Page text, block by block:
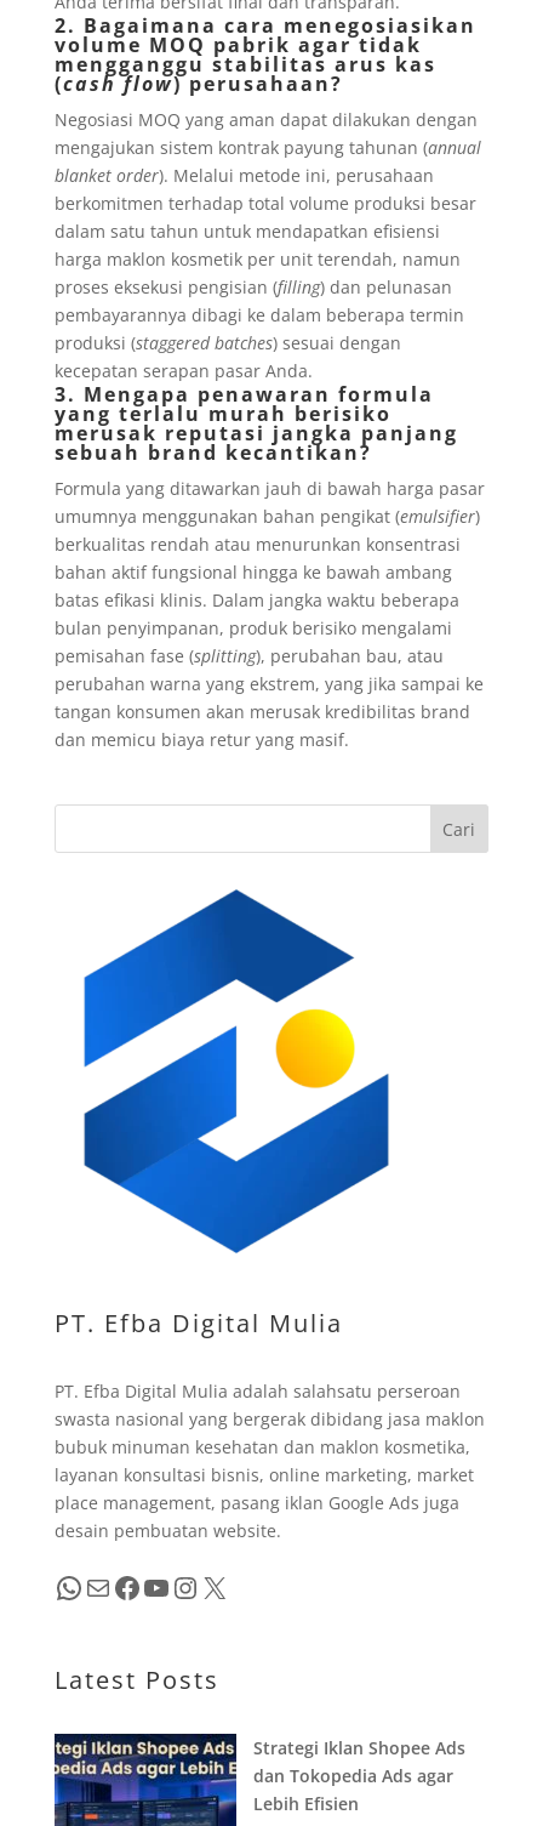
2. Bagaimana cara menegosiasikan
volume MOQ pabrik agar tidak
mengganggu stabilitas arus kas
(cash flow) perusahaan?
Negosiasi MOQ yang aman dapat dilakukan dengan
mengajukan sistem kontrak payung tahunan (annual
blanket order). Melalui metode ini, perusahaan
berkomitmen terhadap total volume produksi besar
dalam satu tahun untuk mendapatkan efisiensi
harga maklon kosmetik per unit terendah, namun
proses eksekusi pengisian (filling) dan pelunasan
pembayarannya dibagi ke dalam beberapa termin
produksi (staggered batches) sesuai dengan
kecepatan serapan pasar Anda.
3. Mengapa penawaran formula
yang terlalu murah berisiko
merusak reputasi jangka panjang
sebuah brand kecantikan?
Formula yang ditawarkan jauh di bawah harga pasar
umumnya menggunakan bahan pengikat (emulsifier)
berkualitas rendah atau menurunkan konsentrasi
bahan aktif fungsional hingga ke bawah ambang
batas efikasi klinis. Dalam jangka waktu beberapa
bulan penyimpanan, produk berisiko mengalami
pemisahan fase (splitting), perubahan bau, atau
perubahan warna yang ekstrem, yang jika sampai ke
tangan konsumen akan merusak kredibilitas brand
dan memicu biaya retur yang masif.
Cari
PT. Efba Digital Mulia
PT. Efba Digital Mulia adalah salahsatu perseroan
swasta nasional yang bergerak dibidang jasa maklon
bubuk minuman kesehatan dan maklon kosmetika,
layanan konsultasi bisnis, online marketing, market
place management, pasang iklan Google Ads juga
desain pembuatan website.
WhatsApp Mail Facebook YouTube InstagramX
Latest Posts
Strategi Iklan Shopee Ads
dan Tokopedia Ads agar
Lebih Efisien